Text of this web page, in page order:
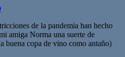
de la pandemia han hecho
amiga Norma una suerte de
buena copa de vino como antaño)